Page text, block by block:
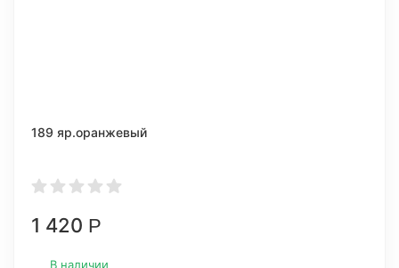
189 яр.оранжевый
1 420 Р
В наличии